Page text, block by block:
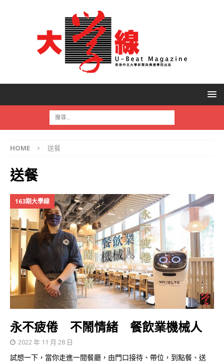
HOME 送餐
送餐
163期大學線
永不疲倦 不鬧情緒 餐飲業機械人
2022 年 11 月 28 日
試想一下，當你走進一間餐廳，由門口接待、帶位，到點餐、送